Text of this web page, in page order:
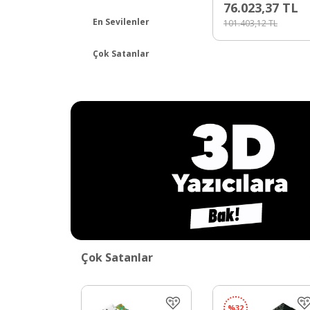
En Sevilenler
Çok Satanlar
TÜKENDİ
101.403,12TL
76.023,37 TL
Çok Satanlar
%32